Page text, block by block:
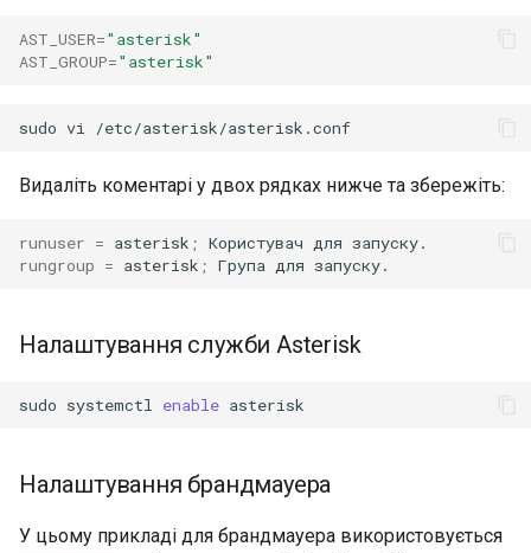
AST_USER="asterisk"
AST_GROUP="asterisk"
sudo vi
Видаліть коментарі у двох рядках нижче та збережіть:
runuser = asterisk ; Користувач для
rungroup = asterisk ; Група для
Налаштування служби Asterisk
sudo systemctl enable
Налаштування брандмауера
У цьому прикладі для брандмауера використовується